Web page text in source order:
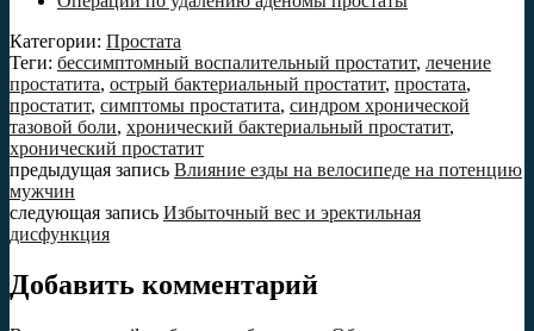
Категории: Простата
Теги: бессимптомный воспалительный простатит, лечение
простатита, острый бактериальный простатит, простата,
простатит, симптомы простатита, синдром хронической
тазовой боли, хронический бактериальный простатит,
хронический простатит
предыдущая запись Влияние езды на велосипеде на потенцию
мужчин
следующая запись Избыточный вес и эректильная
дисфункция
Добавить комментарий